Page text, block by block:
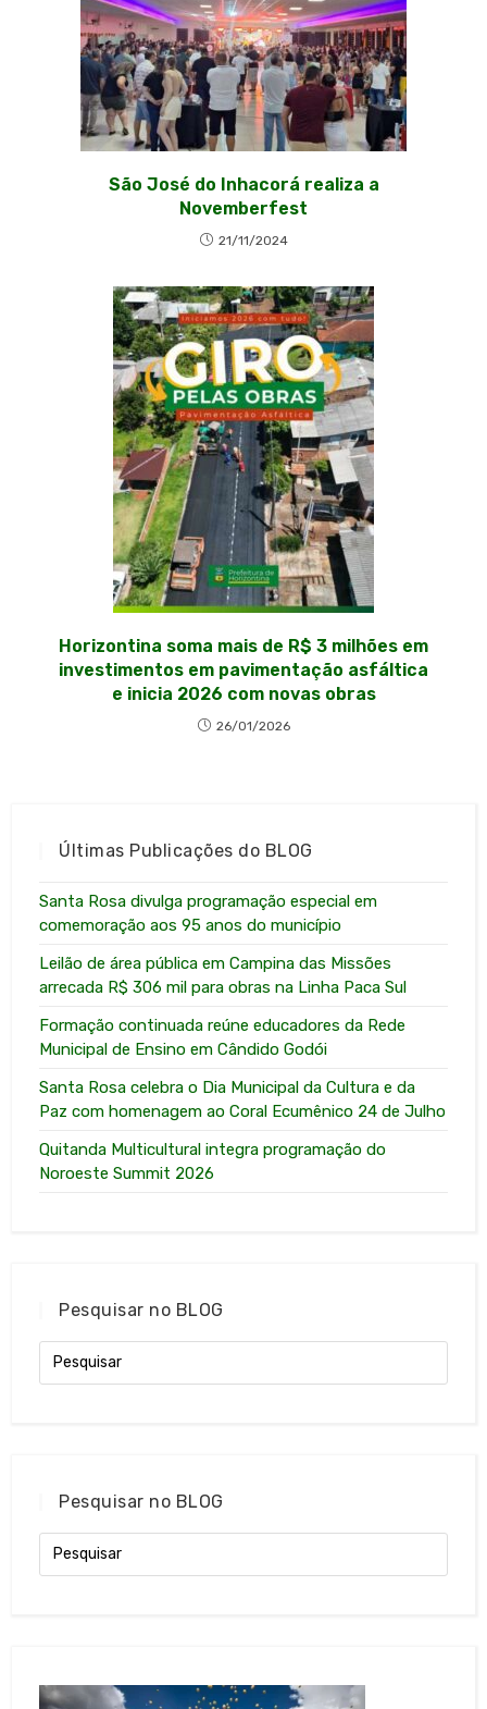
São José do Inhacorá realiza a
Novemberfest
21/11/2024
Horizontina soma mais de R$ 3 milhões em
investimentos em pavimentação asfáltica
e inicia 2026 com novas obras
26/01/2026
Últimas Publicações do BLOG
Santa Rosa divulga programação especial em
comemoração aos 95 anos do município
Leilão de área pública em Campina das Missões
arrecada R$ 306 mil para obras na Linha Paca Sul
Formação continuada reúne educadores da Rede
Municipal de Ensino em Cândido Godói
Santa Rosa celebra o Dia Municipal da Cultura e da
Paz com homenagem ao Coral Ecumênico 24 de Julho
Quitanda Multicultural integra programação do
Noroeste Summit 2026
Pesquisar no BLOG
Pesquisar no BLOG